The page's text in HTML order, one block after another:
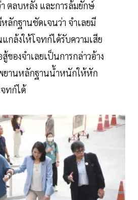
ตลบหลัง และการล้มยักษ์
ลักฐานชัดเจนว่า จำเลยมี
กล้งให้โจทก์ได้รับความเสีย
ของจำเลยเป็นการกล่าวอ้าง
ยานหลักฐานน้ำหนักให้หัก
ทก์ได้